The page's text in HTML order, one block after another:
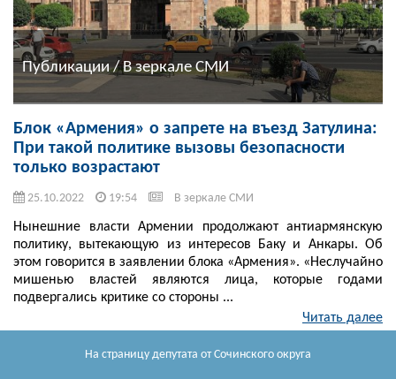
На страницу депутата от Сочинского округа
Публикации / В зеркале СМИ
Блок «Армения» о запрете на въезд Затулина:
При такой политике вызовы безопасности
только возрастают
25.10.2022 19:54 В зеркале СМИ
Нынешние власти Армении продолжают антиармянскую
политику, вытекающую из интересов Баку и Анкары. Об
этом говорится в заявлении блока «Армения». «Неслучайно
мишенью властей являются лица, которые годами
подвергались критике со стороны ...
Читать далее